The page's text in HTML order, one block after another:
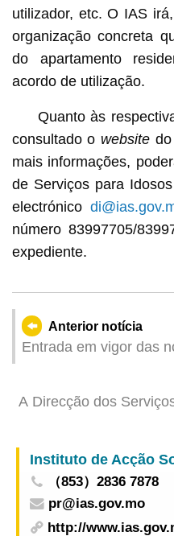
utilizador, etc. O IAS
organização concreta
do apartamento
acordo de utilização.
Quanto às
consultado o websitedo
mais informações,
de Serviços para
electrónico
número 83997705/
expediente.
Anterior notícia
Entrada em vigor das
alimentícios e
cumprir a lei na
A Direcção dos
“Mostra de Artesanato
Internados – ARTE E
Instituto de Acção
（853）2836 7878
pr@ias.gov.mo
http://